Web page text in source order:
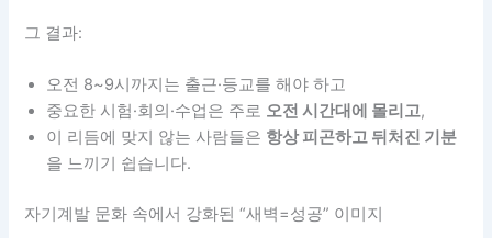
그 결과:
오전 8~9시까지는 출근·등교를 해야 하고
중요한 시험·회의·수업은 주로 오전 시간대에 몰리고,
이 리듬에 맞지 않는 사람들은 항상 피곤하고 뒤처진 기분
을 느끼기 쉽습니다.
자기계발 문화 속에서 강화된 “새벽=성공” 이미지